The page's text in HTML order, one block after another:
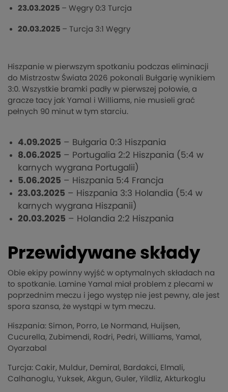
23.03.2025 – Węgry 0:3 Turcja
20.03.2025 – Turcja 3:1 Węgry
Hiszpanie w pierwszym spotkaniu podczas eliminacji
do Mistrzostw Świata 2026 pokonali Bułgarię wynikiem
3:0. Wszystkie bramki padły w pierwszej połowie, a
gracze tacy jak Yamal i Williams, nie musieli grać
pełnych 90 minut w tym starciu.
4.09.2025 – Bułgaria 0:3 Hiszpania
8.06.2025 – Portugalia 2:2 Hiszpania (5:4 w
karnych wygrana Portugalii)
5.06.2025 – Hiszpania 5:4 Francja
23.03.2025 – Hiszpania 3:3 Holandia (5:4 w
karnych wygrana Hiszpanii)
20.03.2025 – Holandia 2:2 Hiszpania
Przewidywane składy
Obie ekipy powinny wyjść w optymalnych składach na
to spotkanie. Lamine Yamal miał problem z plecami w
poprzednim meczu i jego występ nie jest pewny, ale jest
spora szansa, że wystąpi w tym meczu.
Hiszpania: Simon, Porro, Le Normand, Huijsen,
Cucurella, Zubimendi, Rodri, Pedri, Williams, Yamal,
Oyarzabal
Turcja: Cakir, Muldur, Demiral, Bardakci, Elmali,
Calhanoglu, Yuksek, Akgun, Guler, Yildliz, Akturkoglu